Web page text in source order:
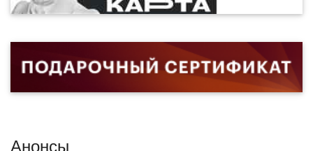
Анонсы